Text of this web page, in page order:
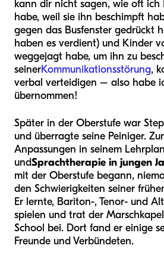
kann dir nicht sagen, wie oft ich
habe, weil sie ihn beschimpft
gegen das Busfenster gedrückt
haben es verdient) und Kinder
weggejagt habe, um ihn zu
seinerKommunikationsstörung,
verbal verteidigen – also habe
übernommen!
Später in der Oberstufe war
und überragte seine Peiniger.
Anpassungen in seinem Lehrplan
undSprachtherapie in jungen
mit der Oberstufe begann,
den Schwierigkeiten seiner
Er lernte, Bariton-, Tenor- und
spielen und trat der
School bei. Dort fand er einige
Freunde und Verbündeten.